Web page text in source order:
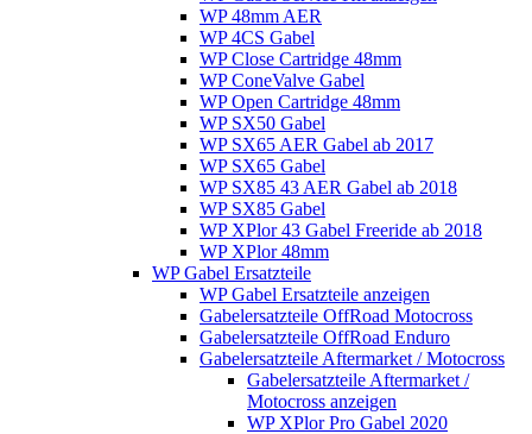
WP 48mm AER
WP 4CS Gabel
WP Close Cartridge 48mm
WP ConeValve Gabel
WP Open Cartridge 48mm
WP SX50 Gabel
WP SX65 AER Gabel ab 2017
WP SX65 Gabel
WP SX85 43 AER Gabel ab 2018
WP SX85 Gabel
WP XPlor 43 Gabel Freeride ab 2018
WP XPlor 48mm
WP Gabel Ersatzteile
WP Gabel Ersatzteile anzeigen
Gabelersatzteile OffRoad Motocross
Gabelersatzteile OffRoad Enduro
Gabelersatzteile Aftermarket / Motocross
Gabelersatzteile Aftermarket /
Motocross anzeigen
WP XPlor Pro Gabel 2020